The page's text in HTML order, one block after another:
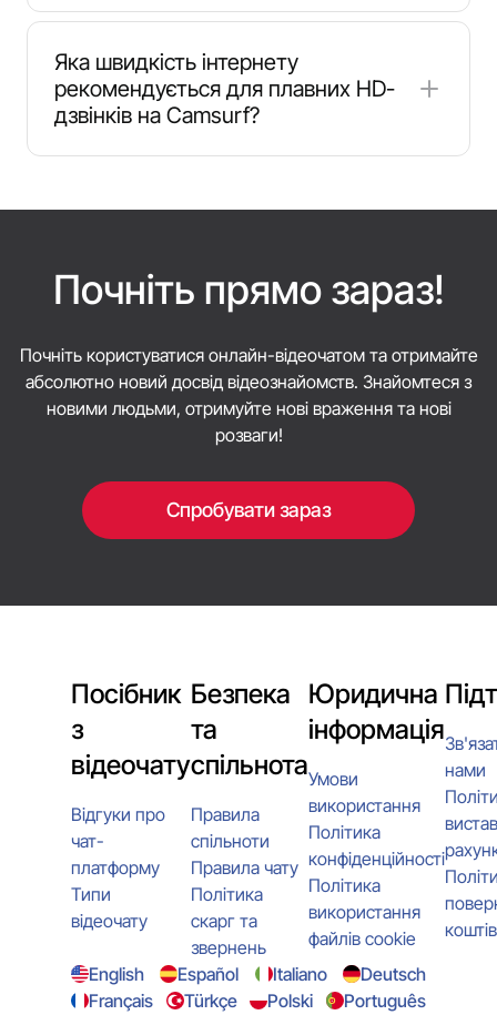
Доступність окремих мов може залежати від
Так. Camsurf пропонує мобільний доступ на iOS
та Android. Ви також можете користуватися
Camsurf у мобільному або настільному
браузері, що зручно, якщо не хочете
встановлювати застосунок.
Яка швидкість інтернету
рекомендується для плавних HD-
дзвінків на Camsurf?
використовуйте надійний Wi-Fi і закрийте
фонові завантаження.
Почніть прямо зараз!
Почніть користуватися онлайн-відеочатом та отримайте
абсолютно новий досвід відеознайомств. Знайомтеся з
новими людьми, отримуйте нові враження та нові
розваги!
Спробувати зараз
Посібник
з
відеочату
Відгуки про
чат-
платформу
Типи
відеочату
Безпека
та
спільнота
Правила
спільноти
Правила чату
Політика
скарг та
звернень
Юридична
інформація
Умови
використання
Політика
конфіденційності
Політика
використання
файлів cookie
нами
коштів
English
Español Italiano
Deutsch
Français
Türkçe Polski
Português